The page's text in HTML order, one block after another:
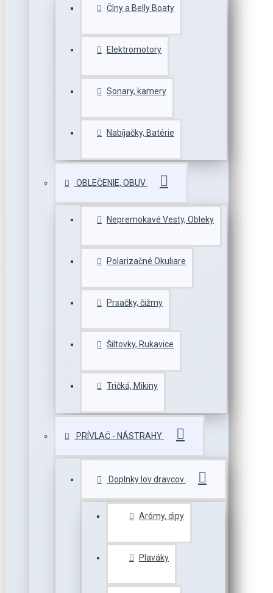
Člny a Belly Boaty
Elektromotory
Sonary, kamery
Nabíjačky, Batérie
OBLEČENIE, OBUV
Nepremokavé Vesty, Obleky
Polarizačné Okuliare
Prsačky, čižmy
Šiltovky, Rukavice
Tričká, Mikiny
PRÍVLAČ - NÁSTRAHY
Doplnky lov dravcov
Arómy, dipy
Plaváky